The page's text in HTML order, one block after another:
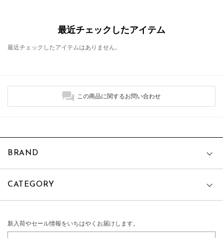
最近チェックしたアイテム
最近チェックしたアイテムはありません。
この商品に関するお問い合わせ
BRAND
CATEGORY
新入荷やセール情報をいちはやくお届けします。